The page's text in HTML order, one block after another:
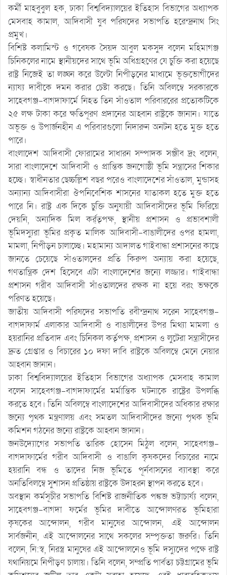
কর্মী মাহবুবুল হক, ঢাকা বিশ্ববিদ্যালয়ের ইতিহাস বিভাগের অধ্যাপক
মেসবাহ কামাল, আদিবাসী যুব পরিষদের সভাপতি হরেন্দ্রনাথ সিং
প্রমুখ।
বিশিষ্ট কলামিস্ট ও গবেষক সৈয়দ আবুল মকসুদ বলেন মহিমাগঞ্জ
চিনিকলের নামে স্থানীয়দের সাথে ভূমি অধিগ্রহণের যে চুক্তি করা হয়েছে
রাষ্ট্র নিজেই তা লঙ্ঘন করে উল্টো নিপীড়নের মাধ্যমে ভূক্তভোগীদের
ন্যায্য দাবীকে দমন করার চেষ্টা করছে। তিনি অবিলম্বে সরকারকে
সাহেবগঞ্জ-বাগদাফার্মে নিহত তিন সাঁওতাল পরিবাররের প্রত্যেকটিকে
২৫ লক্ষ টাকা করে ক্ষতিপূরণ প্রদানের আহ্বান রাষ্ট্রকে জানান। যাতে
অভূক্ত ও উপার্জনহীন এ পরিবারগুলো নিদারুন অনটন হতে মুক্ত হতে
পারে।
বাংলাদেশ আদিবাসী ফোরামের সাধারন সম্পাদক সঞ্জীব দ্রং বলেন,
সারা বাংলাদেশে আদিবাসী ও প্রান্তিক জনগোষ্ঠী ভূমি সন্ত্রাসের শিকার
হচ্ছে। স্বাধীনতার ছেচ্চল্লিশ বছর পরেও বাংলাদেশের সাঁওতাল, মুন্ডাসহ
অন্যান্য আদিবাসীরা ঔপনিবেশিক শাসনের যাতাকল হতে মুক্ত হতে
পারে নি। রাষ্ট্র এক দিকে চুক্তি অনুযায়ী আদিবাসীদের ভূমি ফিরিয়ে
দেয়নি, অন্যদিক মিল কর্র্তৃপক্ষ, স্থানীয় প্রশাসন ও প্রভাবশালী
ভূমিদস্যুরা ভূমির প্রকৃত মালিক আদিবাসী-বাঙালীদের ওপর হামলা,
মামলা, নিপীড়ন চালাচ্ছে। মহামান্য আদালত গাইবান্ধা প্রশাসনের কাছে
জানতে চেয়েছে সাঁওতালদের প্রতি কিরুপ অন্যায় করা হয়েছে,
গণতান্ত্রিক দেশ হিসেবে এটা বাংলাদেশের জন্যে লজ্জার। গাইবান্ধা
প্রশাসন গরীব আদিবাসী সাঁওতালদের রক্ষক না হয়ে বরং ভক্ষকে
পরিণত হয়েছে।
জাতীয় আদিবাসী পরিষদের সভাপতি রবীন্দ্রনাথ সরেন সাহেবগঞ্জ-
বাগদাফার্ম এলাকার আদিবাসী ও বাঙালীদের উপর মিথ্যা মামলা ও
হয়রানির প্রতিবাদ এবং চিনিকল কর্তৃপক্ষ, প্রশাসন ও লুটেরা সন্ত্রাসীদের
দ্রুত গ্রেপ্তার ও বিচারের ১০ দফা দাবি রাষ্ট্রকে অবিলম্বে মেনে নেয়ার
আহ্বান জানান।
ঢাকা বিশ্ববিদ্যালয়ের ইতিহাস বিভাগের অধ্যাপক মেসবাহ কামাল
বলেন সাহেবগঞ্জ-বাগদাফার্মের মর্মান্তিক ঘটনাকে রাষ্ট্রের উপলব্ধি
করতে হবে। তিনি অবিলম্বে বাংলাদেশের আদিবাসীদের অধিকার রক্ষার
জন্যে পৃথক মন্ত্রণালয় এবং সমতল আদিবাসীদের জন্যে পৃথক ভূমি
কমিশন গঠনের জন্যে রাষ্ট্রকে আহ্বান জানান।
জনউদ্যোগের সভাপতি তারিক হোসেন মিঠুল বলেন, সাহেবগঞ্জ-
বাগদাফার্মের গরীব আদিবাসী ও বাঙালি কৃষকদের বিচারের নামে
হয়রানি বন্ধ ও তাদের নিজ ভূমিতে পূর্নবাসনের ব্যাবস্থা করে
অনতিবিলম্বে সুশাসন প্রতিষ্ঠায় রাষ্ট্রকে উদাহরন স্থাপন করতে হবে।
অবস্থান কর্মসূচীর সভাপতি বিশিষ্ট রাজনীতিক পঙ্কজ ভট্টাচার্য্য বলেন,
সাহেবগঞ্জ-বাগদা ফর্মের ভূমির দাবীতে আন্দোলণরত ভূমিহারা
কৃষকের আন্দোলন, গরীব মানুষের আন্দোলন, এই আন্দোলন
সার্বজনীন, এই আন্দোলনের সাথে সকলের সম্পৃক্ততা জরুরি। তিনি
বলেন, নি:স্ব, নিরস্ত্র মানুষের এই আন্দোলনেও ভূমি দস্যুদের পক্ষে রাষ্ট্র
যথানিয়মে নিপীড়ণ চালায়। তিনি বলেন, সম্প্রতি পার্বত্য চট্টগ্রামের ভূমি